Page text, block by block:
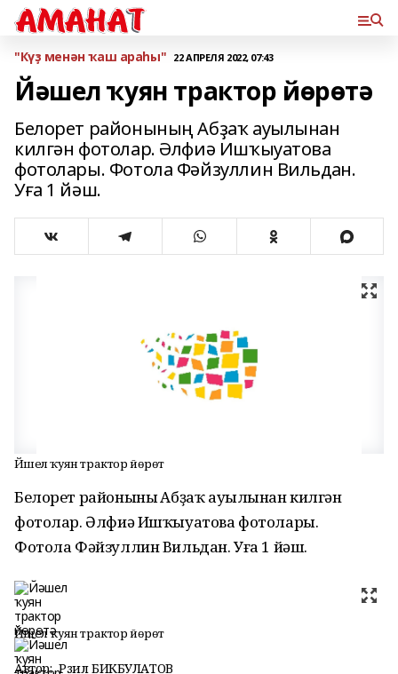
"Күҙ менән ҡаш араһы" 22 АПРЕЛЯ 2022, 07:43
Йәшел ҡуян трактор йөрөтә
Белорет районының Абҙаҡ ауылынан
килгән фотолар. Әлфиә Ишҡыуатова
фотолары. Фотола Фәйзуллин Вильдан.
Уға 1 йәш.
Йәшел ҡуян трактор йөрөтә
Белорет районының Абҙаҡ ауылынан килгән
фотолар. Әлфиә Ишҡыуатова фотолары.
Фотола Фәйзуллин Вильдан. Уға 1 йәш.
Йәшел ҡуян трактор йөрөтә
Автор: Рәзил БИКБУЛАТОВ